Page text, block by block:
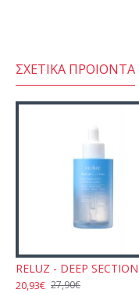
ΣΧΕΤΙΚΆ ΠΡΟΙΌΝΤΑ
20,93€ 27,90€